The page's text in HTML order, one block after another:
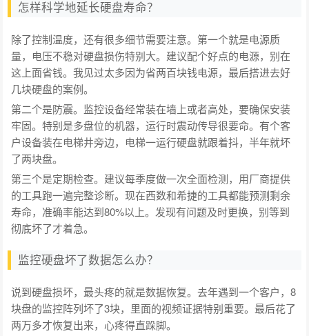
怎样科学地延长硬盘寿命？
除了控制温度，还有很多细节需要注意。第一个就是电源质
量，电压不稳对硬盘损伤特别大。建议配个好点的电源，别在
这上面省钱。我见过太多因为省两百块钱电源，最后搭进去好
几块硬盘的案例。
第二个是防震。监控设备经常装在墙上或者高处，要确保安装
牢固。特别是多盘位的机器，运行时震动传导很要命。有个客
户设备装在电梯井旁边，电梯一运行硬盘就跟着抖，半年就坏
了两块盘。
第三个是定期检查。建议每季度做一次全面检测，用厂商提供
的工具跑一遍完整诊断。现在西数和希捷的工具都能预测剩余
寿命，准确率能达到80%以上。发现有问题及时更换，别等到
彻底坏了才着急。
监控硬盘坏了数据怎么办？
说到硬盘损坏，最头疼的就是数据恢复。去年遇到一个客户，8
块盘的监控阵列坏了3块，里面的视频证据特别重要。最后花了
两万多才恢复出来，心疼得直跺脚。